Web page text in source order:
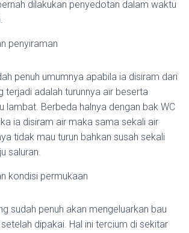
dilakukan penyedotan dalam waktu
penyiraman
penuh umumnya apabila ia disiram dari
terjadi adalah turunnya air beserta
lambat. Berbeda halnya dengan bak WC
ia disiram air maka sama sekali air
tidak mau turun bahkan susah sekali
saluran.
kondisi permukaan
sudah penuh akan mengeluarkan bau
dipakai. Hal ini tercium di sekitar